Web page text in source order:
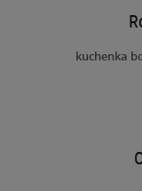
kuchenka